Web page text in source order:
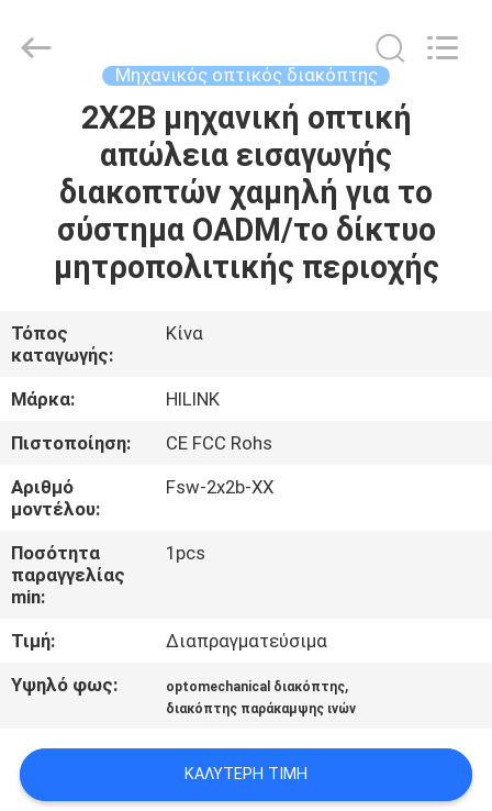
ΠΡΟΪΌΝΤΑ
ΣΧΕΤΙΚΆ
ΕΜΆΣ
ΕΠΙΣΚΕΨΉ
ΕΡΓΟΣΤΑΣΊΟΥ
ΈΛΕΓΧΟΣ
ΠΟΙΌΤΗΤΑΣ
ΜΑΖΊ
ΜΑΣ
ΕΙΔΉΣΕΙΣ
Technology
Co.,Ltd..
Μηχανικός οπτικός διακόπτης
2X2B μηχανική οπτική
απώλεια εισαγωγής
διακοπτών χαμηλή για το
σύστημα OADM/το δίκτυο
μητροπολιτικής περιοχής
Τόπος
καταγωγής:
Κίνα
Μάρκα:
HILINK
Πιστοποίηση:
CE FCC Rohs
Αριθμό
μοντέλου:
Fsw-2x2b-ΧΧ
Ποσότητα
παραγγελίας
min:
1pcs
Τιμή:
Διαπραγματεύσιμα
Υψηλό φως:
optomechanical διακόπτης,
διακόπτης παράκαμψης ινών
ΚΑΛΎΤΕΡΗ ΤΙΜΉ